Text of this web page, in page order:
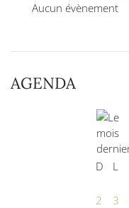
Aucun évènement
AGENDA
D
L
2
3